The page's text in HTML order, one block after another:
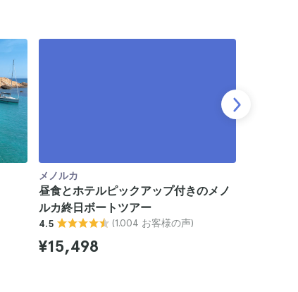
メノルカ
昼食とホテルピックアップ付きのメノ
ルカ終日ボートツアー
4.5 (1.004 お客様の声)
¥15,498